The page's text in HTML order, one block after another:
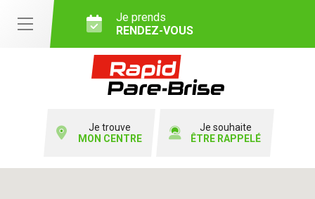
Je prends
RENDEZ-VOUS
Je trouve
MON CENTRE
Je souhaite
ÊTRE RAPPELÉ